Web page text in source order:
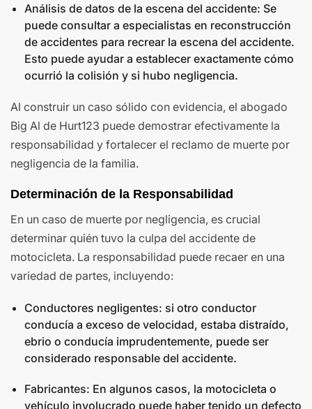
Análisis de datos de la escena del accidente: Se
puede consultar a especialistas en reconstrucción
de accidentes para recrear la escena del accidente.
Esto puede ayudar a establecer exactamente cómo
ocurrió la colisión y si hubo negligencia.
Al construir un caso sólido con evidencia, el abogado
Big Al de Hurt123 puede demostrar efectivamente la
responsabilidad y fortalecer el reclamo de muerte por
negligencia de la familia.
Determinación de la Responsabilidad
En un caso de muerte por negligencia, es crucial
determinar quién tuvo la culpa del accidente de
motocicleta. La responsabilidad puede recaer en una
variedad de partes, incluyendo:
Conductores negligentes: si otro conductor
conducía a exceso de velocidad, estaba distraído,
ebrio o conducía imprudentemente, puede ser
considerado responsable del accidente.
Fabricantes: En algunos casos, la motocicleta o
vehículo involucrado puede haber tenido un defecto